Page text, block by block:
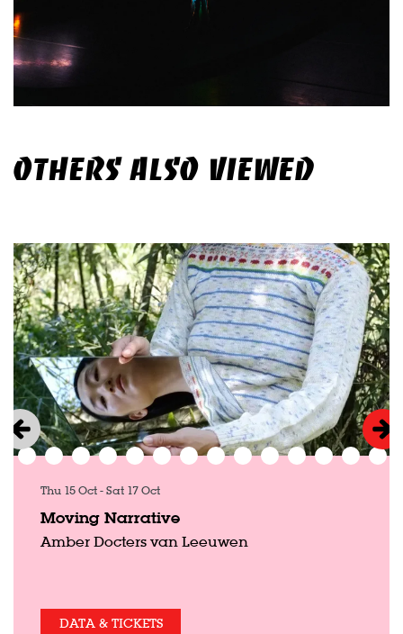
OTHERS ALSO VIEWED
Moving Narrative
Amber Docters van Leeuwen
Thu 15 Oct-Sat 17 Oct
DATA & TICKETS